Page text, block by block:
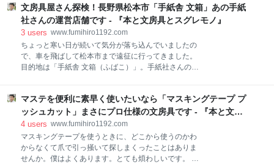
この本を読んでください。 この本はアマゾンでも買え
ます 文房具ソムリエの手帳時間 作者:石津ヒロシ 秀和
システム Amazon トメ・ハネ・ハライがで
覚、臭覚、味覚、触覚、人の感覚は実にデリケートな
のです。この感覚のおかげと恐怖を感じる神経とで生
き残り、繁栄してきたことは間違いない。この生命線
ともいえる感覚を、僕たちは磨き上げなくてはならな
いのです。ここだけは譲れませんね。 流されて生活し
ていたら、その感覚は衰える。空腹に耐え、睡眠をと
す。自分の力だけでやってみてくださいね。くれぐれ
も周囲を巻き込まないように。 今日はノイズが気にな
る人に「集中耳栓」を紹介します。 サブブログに書い
た渾身の記事 news.y
文房具屋さん探検！長野県松本市「手紙舎 文箱」あの手紙
社さんの運営店舗です - 『本と文房具とスグレモノ』
3 users www.fumihiro1192.com
ちょっと寒い日が続いて気分が落ち込んでいましたの
で、車を飛ばして松本市まで遠征に行ってきました。
目的地は「手紙舎 文箱（ふばこ）」。手紙社さんの系
松本市街から車で約20分の温泉街である浅間温泉にオ
ープンしました。こんなところに手紙社の系列店が出
来るなんてすごいなぁと思っていましたので、行って
みました。自宅から車で４時間でした。 この建物が30
年前、銀行として使われていたそうです。１階は雑貨
と喫茶に、２階は100種類以上ある手紙社オリジナル
マステを便利に素早く使いたいなら「マスキングテープ プ
ッシュカット」まさにプロ仕様の文房具です - 『本と文房
具とスグレモノ』
4 users www.fumihiro1192.com
マスキングテープを使うときに、どこから使うのかわ
からなくて爪で引っ掻いて探しまくったことはありま
せんか。僕はよくあります。とても煩わしいです。 そ